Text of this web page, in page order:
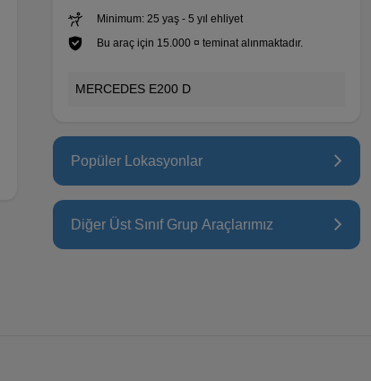
Minimum: 25 yaş - 5 yıl ehliyet
Bu araç için 15.000 ¤ teminat alınmaktadır.
MERCEDES E200 D
Popüler Lokasyonlar
Diğer Üst Sınıf Grup Araçlarımız